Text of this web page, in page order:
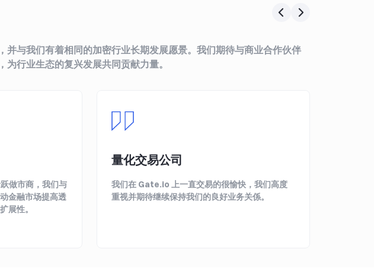
与我们有着相同的加密行业长期发展愿景。我们期待与商业合作伙伴
行业生态的复兴发展共同贡献力量。
做市商，我们与
金融市场提高透
展性。
量化交易公司
我们在 Gate.io 上一直交易的很愉快，我们高度
重视并期待继续保持我们的良好业务关係。